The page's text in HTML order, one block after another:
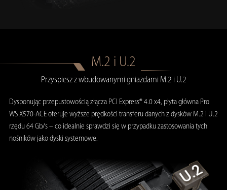
M.2 i U.2
Przyspiesz z wbudowanymi gniazdami M.2 i U.2
Dysponując przepustowością złącza PCI Express® 4.0 x4, płyta główna Pro
WS X570-ACE oferuje wyższe prędkości transferu danych z dysków M.2 i U.2
rzędu 64 Gb/s – co idealnie sprawdzi się w przypadku zastosowania tych
nośników jako dyski systemowe.